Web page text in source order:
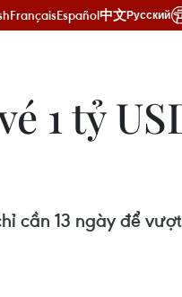
FrançaisEspañol中文Русский
1 tỷ
cần 13 ngày để